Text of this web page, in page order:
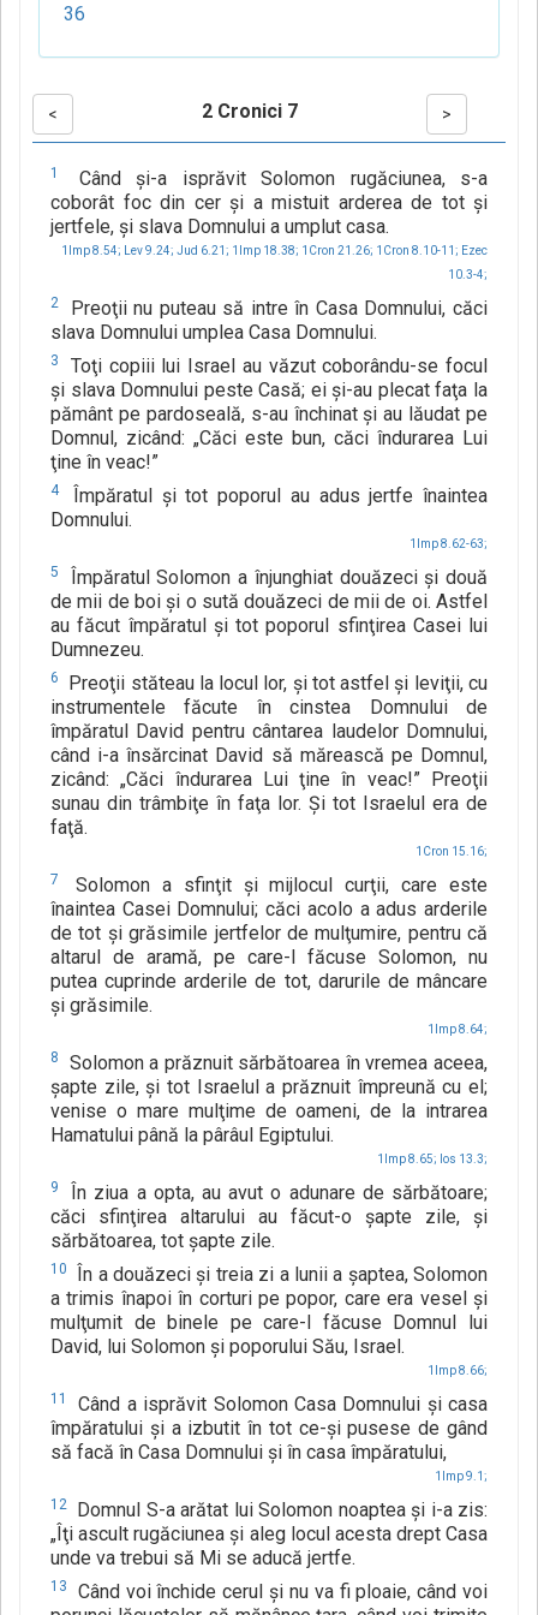
36
< 2 Cronici 7 >
1
Când şi-a isprăvit Solomon rugăciunea, s-a
coborât foc din cer şi a mistuit arderea de tot şi
jertfele, şi slava Domnului a umplut casa.
1Imp 8.54; Lev 9.24; Jud 6.21; 1Imp 18.38; 1Cron 21.26; 1Cron 8.10-11; Ezec
10.3-4;
2
Preoţii nu puteau să intre în Casa Domnului, căci
slava Domnului umplea Casa Domnului.
3
Toţi copiii lui Israel au văzut coborându-se focul
şi slava Domnului peste Casă; ei şi-au plecat faţa la
pământ pe pardoseală, s-au închinat şi au lăudat pe
Domnul, zicând: „Căci este bun, căci îndurarea Lui
ţine în veac!”
4
Împăratul şi tot poporul au adus jertfe înaintea
Domnului.
1Imp 8.62-63;
5
Împăratul Solomon a înjunghiat douăzeci şi două
de mii de boi şi o sută douăzeci de mii de oi. Astfel
au făcut împăratul şi tot poporul sfinţirea Casei lui
Dumnezeu.
6
Preoţii stăteau la locul lor, şi tot astfel şi leviţii, cu
instrumentele făcute în cinstea Domnului de
împăratul David pentru cântarea laudelor Domnului,
când i-a însărcinat David să mărească pe Domnul,
zicând: „Căci îndurarea Lui ţine în veac!” Preoţii
sunau din trâmbiţe în faţa lor. Şi tot Israelul era de
faţă.
1Cron 15.16;
7
Solomon a sfinţit şi mijlocul curţii, care este
înaintea Casei Domnului; căci acolo a adus arderile
de tot şi grăsimile jertfelor de mulţumire, pentru că
altarul de aramă, pe care-l făcuse Solomon, nu
putea cuprinde arderile de tot, darurile de mâncare
şi grăsimile.
1Imp 8.64;
8
Solomon a prăznuit sărbătoarea în vremea aceea,
şapte zile, şi tot Israelul a prăznuit împreună cu el;
venise o mare mulţime de oameni, de la intrarea
Hamatului până la pârâul Egiptului.
1Imp 8.65; Ios 13.3;
9
În ziua a opta, au avut o adunare de sărbătoare;
căci sfinţirea altarului au făcut-o şapte zile, şi
sărbătoarea, tot şapte zile.
10
În a douăzeci şi treia zi a lunii a şaptea, Solomon
a trimis înapoi în corturi pe popor, care era vesel şi
mulţumit de binele pe care-l făcuse Domnul lui
David, lui Solomon şi poporului Său, Israel.
1Imp 8.66;
11
Când a isprăvit Solomon Casa Domnului şi casa
împăratului şi a izbutit în tot ce-şi pusese de gând
să facă în Casa Domnului şi în casa împăratului,
1Imp 9.1;
12
Domnul S-a arătat lui Solomon noaptea şi i-a zis:
„Îţi ascult rugăciunea şi aleg locul acesta drept Casa
unde va trebui să Mi se aducă jertfe.
13
Când voi închide cerul şi nu va fi ploaie, când voi